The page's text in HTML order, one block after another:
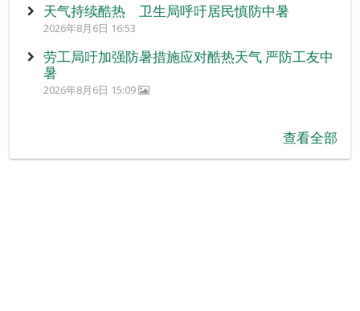
天气持续酷热 卫生局呼吁居民慎防中暑
2026年8月6日 16:53
劳工局吁加强防暑措施应对酷热天气 严防工友中
暑
2026年8月6日 15:09
查看全部